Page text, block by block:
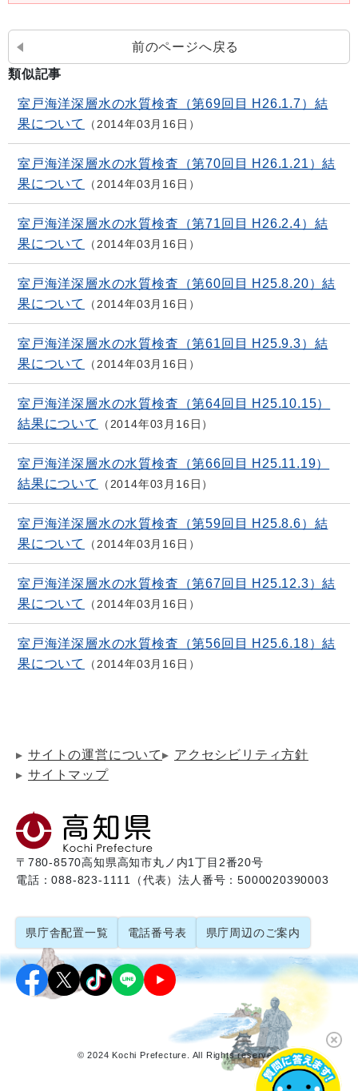
前のページへ戻る
類似記事
室戸海洋深層水の水質検査（第69回目 H26.1.7）結
果について
2014年03月16日
室戸海洋深層水の水質検査（第70回目 H26.1.21）結
果について
2014年03月16日
室戸海洋深層水の水質検査（第71回目 H26.2.4）結
果について
2014年03月16日
室戸海洋深層水の水質検査（第60回目 H25.8.20）結
果について
2014年03月16日
室戸海洋深層水の水質検査（第61回目 H25.9.3）結
果について
2014年03月16日
室戸海洋深層水の水質検査（第64回目 H25.10.15）
結果について
2014年03月16日
室戸海洋深層水の水質検査（第66回目 H25.11.19）
結果について
2014年03月16日
室戸海洋深層水の水質検査（第59回目 H25.8.6）結
果について
2014年03月16日
室戸海洋深層水の水質検査（第67回目 H25.12.3）結
果について
2014年03月16日
室戸海洋深層水の水質検査（第56回目 H25.6.18）結
果について
2014年03月16日
サイトの運営について
アクセシビリティ方針
サイトマップ
〒780-8570高知県高知市丸ノ内1丁目2番20号
電話：088-823-1111（代表）法人番号：5000020390003
県庁舎配置一覧 電話番号表 県庁周辺のご案内
© 2024 Kochi Prefecture. All Rights reserved.